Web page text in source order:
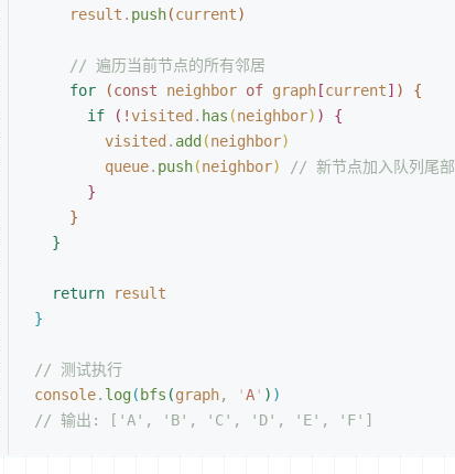
result . push(current)
// 遍历当前节点的所有邻居
for
(const neighbor of graph [current] )
{
if
( !visited . has (neighbor) )
{
visited . add (neighbor)
queue. push(neighbor)
// 新节点加入队列尾部
}
}
}
return result
}
// 测试执行
console. log( bfs (graph, 'A' ) )
// 输出: ['A', 'B', 'C', 'D', 'E', 'F']